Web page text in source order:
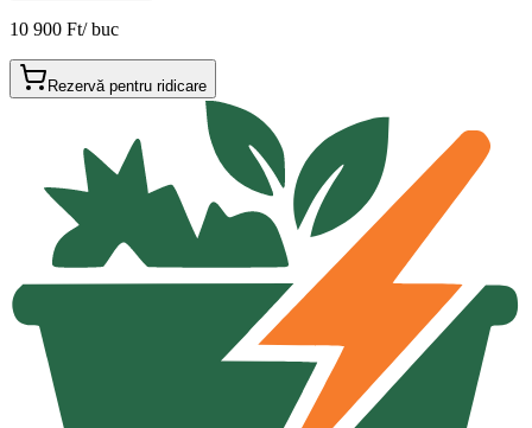
10 900 Ft/buc
Rezervă pentru ridicare